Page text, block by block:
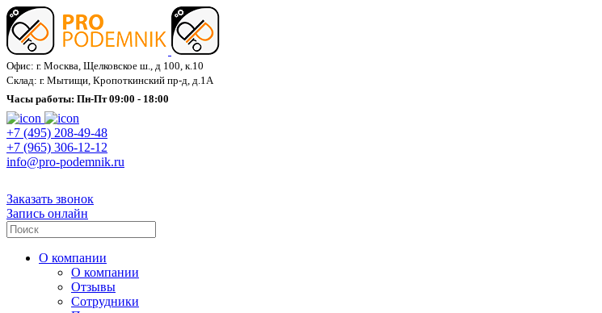
Офис: г. Москва, Щелковское ш., д 100, к.10
Склад: г. Мытищи, Кропоткинский пр-д, д.1А
Часы работы: Пн-Пт 09:00 - 18:00
+7 (495) 208-49-48
+7 (965) 306-12-12
info@pro-podemnik.ru
Заказать звонок
Запись онлайн
О компании
О компании
Отзывы
Сотрудники